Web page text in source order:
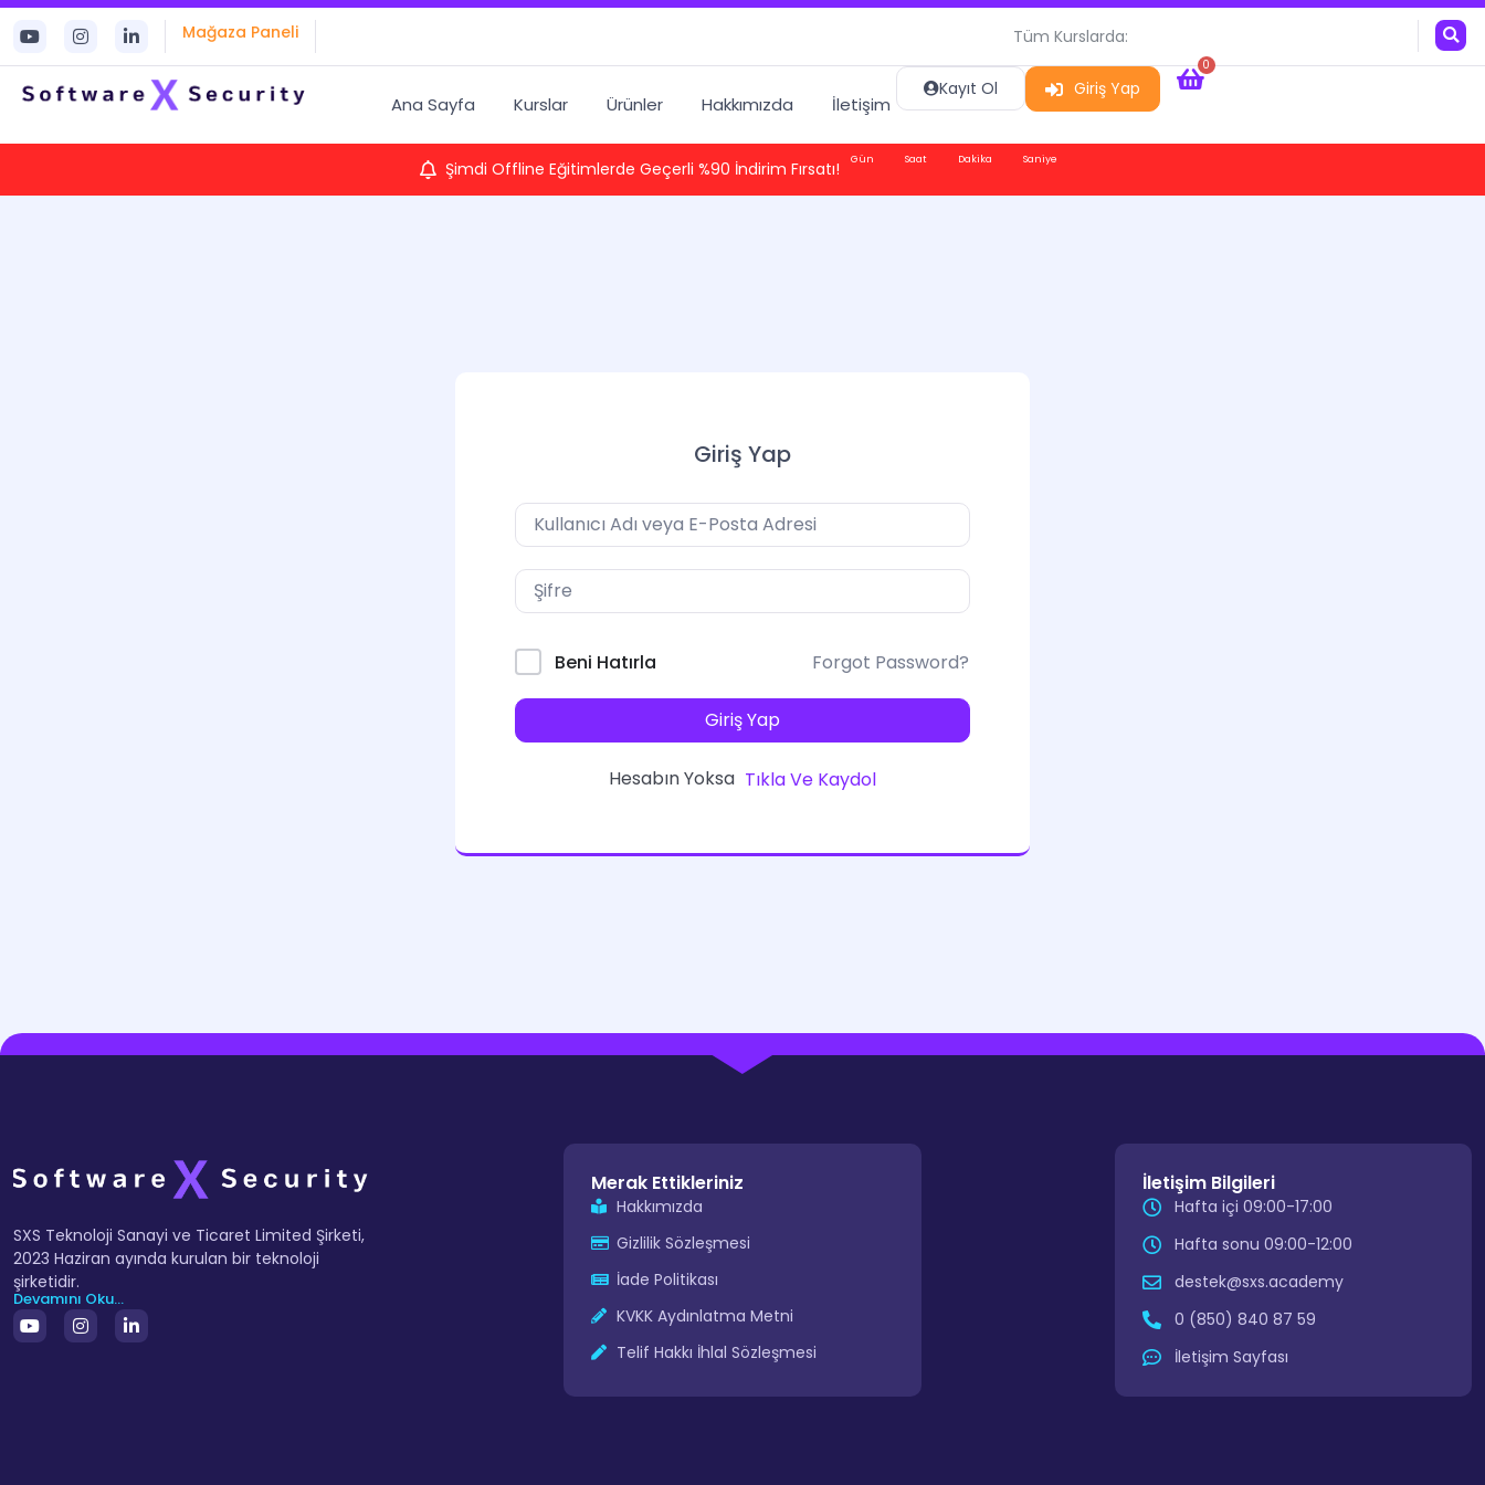
Mağaza Paneli Tüm Kurslarda:
Ana Sayfa Kurslar Ürünler Hakkımızda İletişim
Kayıt Ol Giriş Yap
0
Şimdi Offline Eğitimlerde Geçerli %90 İndirim Fırsatı! Gün Saat Dakika Saniye
Giriş Yap
Beni Hatırla Forgot Password?
Giriş Yap
Hesabın Yoksa Tıkla Ve Kaydol
SXS Teknoloji Sanayi ve Ticaret Limited Şirketi,
2023 Haziran ayında kurulan bir teknoloji
şirketidir.
Devamını Oku...
Merak Ettikleriniz
Hakkımızda
Gizlilik Sözleşmesi
İade Politikası
KVKK Aydınlatma Metni
Telif Hakkı İhlal Sözleşmesi
İletişim Bilgileri
Hafta içi 09:00-17:00
Hafta sonu 09:00-12:00
destek@sxs.academy
0 (850) 840 87 59
İletişim Sayfası